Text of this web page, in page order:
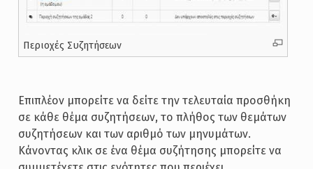
Περιοχές Συζητήσεων
Επιπλέον μπορείτε να δείτε την τελευταία προσθήκη
σε κάθε θέμα συζητήσεων, το πλήθος των θεμάτων
συζητήσεων και των αριθμό των μηνυμάτων.
Κάνοντας κλικ σε ένα θέμα συζήτησης μπορείτε να